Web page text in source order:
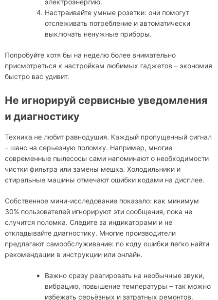
электроэнергию.
Настраивайте умные розетки: они помогут
отслеживать потребление и автоматически
выключать ненужные приборы.
Попробуйте хотя бы на неделю более внимательно
присмотреться к настройкам любимых гаджетов – экономия
быстро вас удивит.
Не игнорируй сервисные уведомления
и диагностику
Техника не любит равнодушия. Каждый пропущенный сигнал
– шанс на серьезную поломку. Например, многие
современные пылесосы сами напоминают о необходимости
чистки фильтра или замены мешка. Холодильники и
стиральные машины отмечают ошибки кодами на дисплее.
Собственное мини-исследование показало: как минимум
30% пользователей игнорируют эти сообщения, пока не
случится поломка. Следите за индикаторами и не
откладывайте диагностику. Многие производители
предлагают самообслуживание: по коду ошибки легко найти
рекомендации в инструкции или онлайн.
Важно сразу реагировать на необычные звуки,
вибрацию, повышение температуры – так можно
избежать серьёзных и затратных ремонтов.